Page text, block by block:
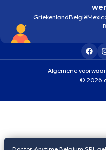
GriekenlandBelgië
Algemene
© 2026